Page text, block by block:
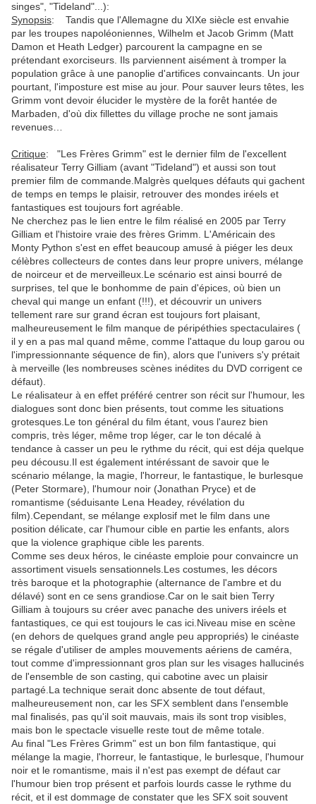
singes", "Tideland"...):
Synopsis: Tandis que l'Allemagne du XIXe siècle est envahie
par les troupes napoléoniennes, Wilhelm et Jacob Grimm (Matt
Damon et Heath Ledger) parcourent la campagne en se
prétendant exorciseurs. Ils parviennent aisément à tromper la
population grâce à une panoplie d'artifices convaincants. Un jour
pourtant, l'imposture est mise au jour. Pour sauver leurs têtes, les
Grimm vont devoir élucider le mystère de la forêt hantée de
Marbaden, d'où dix fillettes du village proche ne sont jamais
revenues…
Critique: "Les Frères Grimm" est le dernier film de l'excellent
réalisateur Terry Gilliam (avant "Tideland") et aussi son tout
premier film de commande.Malgrès quelques défauts qui gachent
de temps en temps le plaisir, retrouver des mondes iréels et
fantastiques est toujours fort agréable.
Ne cherchez pas le lien entre le film réalisé en 2005 par Terry
Gilliam et l'histoire vraie des frères Grimm. L'Américain des
Monty Python s'est en effet beaucoup amusé à piéger les deux
célèbres collecteurs de contes dans leur propre univers, mélange
de noirceur et de merveilleux.Le scénario est ainsi bourré de
surprises, tel que le bonhomme de pain d'épices, où bien un
cheval qui mange un enfant (!!!), et découvrir un univers
tellement rare sur grand écran est toujours fort plaisant,
malheureusement le film manque de péripéthies spectaculaires (
il y en a pas mal quand même, comme l'attaque du loup garou ou
l'impressionnante séquence de fin), alors que l'univers s'y prétait
à merveille (les nombreuses scènes inédites du DVD corrigent ce
défaut).
Le réalisateur à en effet préféré centrer son récit sur l'humour, les
dialogues sont donc bien présents, tout comme les situations
grotesques.Le ton général du film étant, vous l'aurez bien
compris, très léger, même trop léger, car le ton décalé à
tendance à casser un peu le rythme du récit, qui est déja quelque
peu décousu.Il est également intéréssant de savoir que le
scénario mélange, la magie, l'horreur, le fantastique, le burlesque
(Peter Stormare), l'humour noir (Jonathan Pryce) et de
romantisme (séduisante Lena Headey, révélation du
film).Cependant, se mélange explosif met le film dans une
position délicate, car l'humour cible en partie les enfants, alors
que la violence graphique cible les parents.
Comme ses deux héros, le cinéaste emploie pour convaincre un
assortiment visuels sensationnels.Les costumes, les décors
très baroque et la photographie (alternance de l'ambre et du
délavé) sont en ce sens grandiose.Car on le sait bien Terry
Gilliam à toujours su créer avec panache des univers iréels et
fantastiques, ce qui est toujours le cas ici.Niveau mise en scène
(en dehors de quelques grand angle peu appropriés) le cinéaste
se régale d'utiliser de amples mouvements aériens de caméra,
tout comme d'impressionnant gros plan sur les visages hallucinés
de l'ensemble de son casting, qui cabotine avec un plaisir
partagé.La technique serait donc absente de tout défaut,
malheureusement non, car les SFX semblent dans l'ensemble
mal finalisés, pas qu'il soit mauvais, mais ils sont trop visibles,
mais bon le spectacle visuelle reste tout de même totale.
Au final "Les Frères Grimm" est un bon film fantastique, qui
mélange la magie, l'horreur, le fantastique, le burlesque, l'humour
noir et le romantisme, mais il n'est pas exempt de défaut car
l'humour bien trop présent et parfois lourds casse le rythme du
récit, et il est dommage de constater que les SFX soit souvent